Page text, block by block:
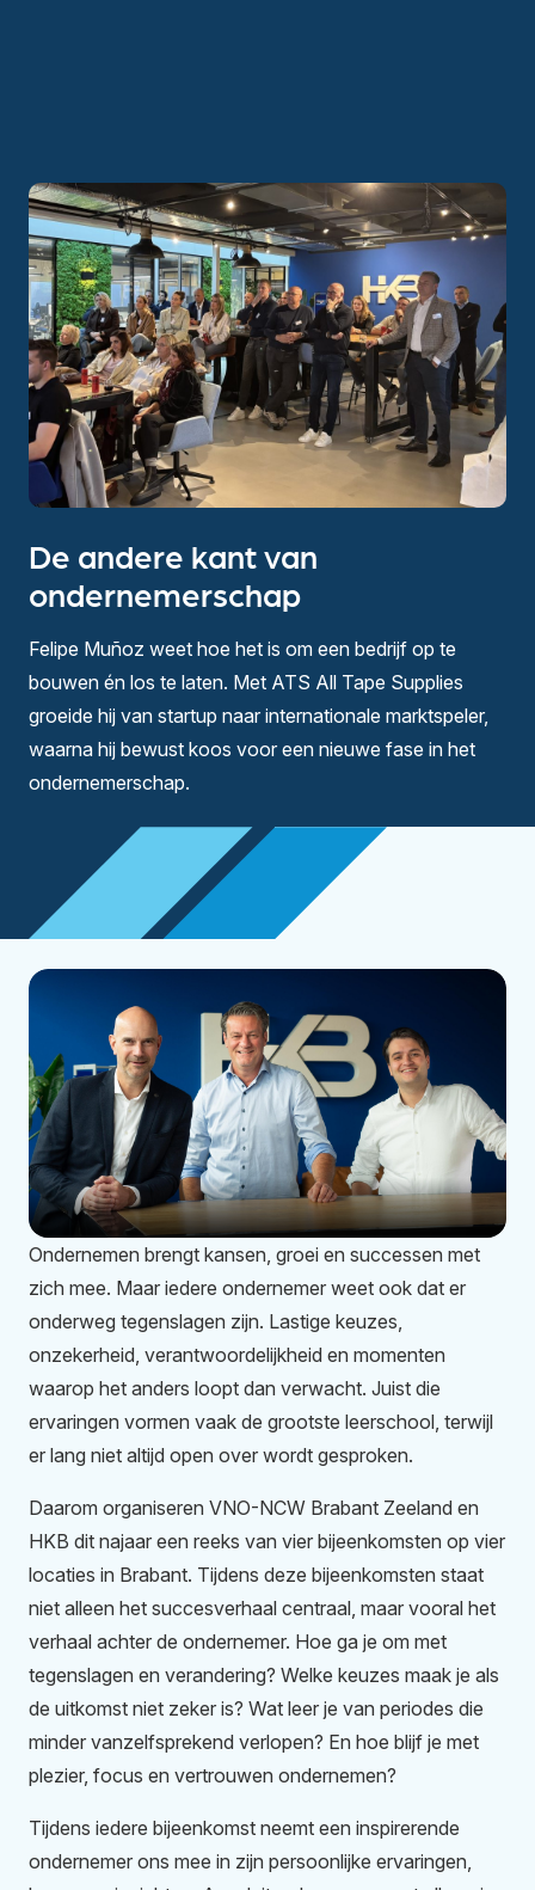
De andere kant van
ondernemerschap
Felipe Muñoz weet hoe het is om een bedrijf op te
bouwen én los te laten. Met ATS All Tape Supplies
groeide hij van startup naar internationale marktspeler,
waarna hij bewust koos voor een nieuwe fase in het
ondernemerschap.
Ondernemen brengt kansen, groei en successen met
zich mee. Maar iedere ondernemer weet ook dat er
onderweg tegenslagen zijn. Lastige keuzes,
onzekerheid, verantwoordelijkheid en momenten
waarop het anders loopt dan verwacht. Juist die
ervaringen vormen vaak de grootste leerschool, terwijl
er lang niet altijd open over wordt gesproken.
Daarom organiseren VNO-NCW Brabant Zeeland en
HKB dit najaar een reeks van vier bijeenkomsten op vier
locaties in Brabant. Tijdens deze bijeenkomsten staat
niet alleen het succesverhaal centraal, maar vooral het
verhaal achter de ondernemer. Hoe ga je om met
tegenslagen en verandering? Welke keuzes maak je als
de uitkomst niet zeker is? Wat leer je van periodes die
minder vanzelfsprekend verlopen? En hoe blijf je met
plezier, focus en vertrouwen ondernemen?
Tijdens iedere bijeenkomst neemt een inspirerende
ondernemer ons mee in zijn persoonlijke ervaringen,